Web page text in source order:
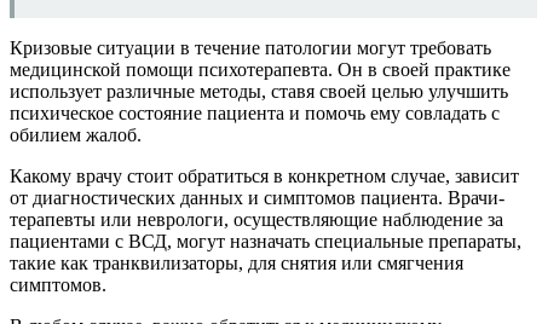
Кризовые ситуации в течение патологии могут требовать
медицинской помощи психотерапевта. Он в своей практике
использует различные методы, ставя своей целью улучшить
психическое состояние пациента и помочь ему совладать с
обилием жалоб.
Какому врачу стоит обратиться в конкретном случае, зависит
от диагностических данных и симптомов пациента. Врачи-
терапевты или неврологи, осуществляющие наблюдение за
пациентами с ВСД, могут назначать специальные препараты,
такие как транквилизаторы, для снятия или смягчения
симптомов.